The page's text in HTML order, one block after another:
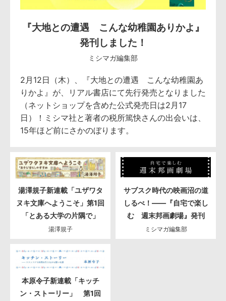
『大地との遭遇 こんな幼稚園ありかよ』
発刊しました！
ミシマガ編集部
2月12日（木）、『大地との遭遇 こんな幼稚園あ
りかよ』が、リアル書店にて先行発売となりました
（ネットショップを含めた公式発売日は2月17
日）！ミシマ社と著者の税所篤快さんの出会いは、
15年ほど前にさかのぼります。
湯澤規子新連載「ユザワタ
ヌキ文庫へようこそ」第1回
「とある大学の片隅で」
湯澤規子
サブスク時代の映画沼の道
しるべ！――『自宅で楽し
む 週末邦画劇場』発刊
ミシマガ編集部
本原令子新連載「キッチ
ン・ストーリー」 第1回